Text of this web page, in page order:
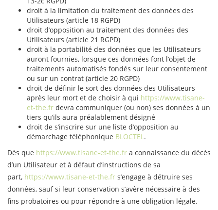
droit à la limitation du traitement des données des
Utilisateurs (article 18 RGPD)
droit d’opposition au traitement des données des
Utilisateurs (article 21 RGPD)
droit à la portabilité des données que les Utilisateurs
auront fournies, lorsque ces données font l’objet de
traitements automatisés fondés sur leur consentement
ou sur un contrat (article 20 RGPD)
droit de définir le sort des données des Utilisateurs
après leur mort et de choisir à qui https://www.tisane-
et-the.fr devra communiquer (ou non) ses données à un
tiers qu’ils aura préalablement désigné
droit de s’inscrire sur une liste d’opposition au
démarchage téléphonique BLOCTEL.
Dès que https://www.tisane-et-the.fr a connaissance du décès
d’un Utilisateur et à défaut d’instructions de sa
part, https://www.tisane-et-the.fr s’engage à détruire ses
données, sauf si leur conservation s’avère nécessaire à des
fins probatoires ou pour répondre à une obligation légale.